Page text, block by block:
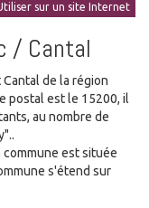
sur un site Internet
/ Cantal
de la région
postal est le 15200, il
au nombre de
commune est située
s'étend sur